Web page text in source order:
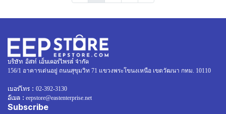
บริษัท อิสท์ เอ็นเตอร์ไพรส์ จำกัด
156/1 อาคารเด่นอยู่ ถนนสุขุมวิท 71 แขวงพระโขนงเหนือ เขตวัฒนา กทม. 10110
เบอร์โทร : 02-392-3130
อีเมล : eepstore@eastenterprise.net
Subscribe